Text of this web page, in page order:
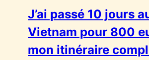
J’ai passé 10 jours
Vietnam pour 800
mon itinéraire